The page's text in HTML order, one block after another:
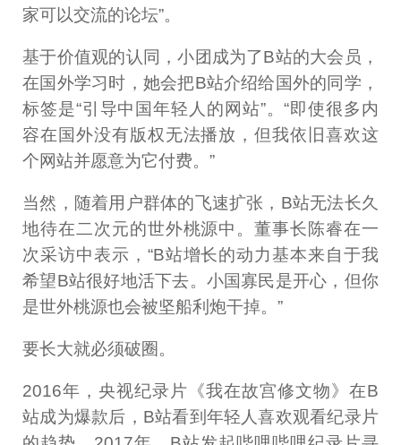
家可以交流的论坛”。
基于价值观的认同，小团成为了B站的大会员，
在国外学习时，她会把B站介绍给国外的同学，
标签是“引导中国年轻人的网站”。“即使很多内
容在国外没有版权无法播放，但我依旧喜欢这
个网站并愿意为它付费。”
当然，随着用户群体的飞速扩张，B站无法长久
地待在二次元的世外桃源中。董事长陈睿在一
次采访中表示，“B站增长的动力基本来自于我
希望B站很好地活下去。小国寡民是开心，但你
是世外桃源也会被坚船利炮干掉。”
要长大就必须破圈。
2016年，央视纪录片《我在故宫修文物》在B
站成为爆款后，B站看到年轻人喜欢观看纪录片